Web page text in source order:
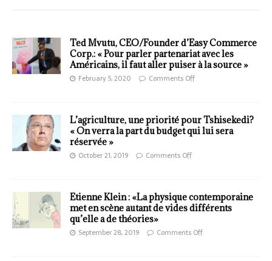
Ted Mvutu, CEO/Founder d’Easy Commerce
Corp.: « Pour parler partenariat avec les
Américains, il faut aller puiser à la source »
February 5, 2020 Comments Off
L’agriculture, une priorité pour Tshisekedi?
« On verra la part du budget qui lui sera
réservée »
October 21, 2019 Comments Off
Etienne Klein : «La physique contemporaine
met en scène autant de vides différents
qu’elle a de théories»
September 28, 2019 Comments Off